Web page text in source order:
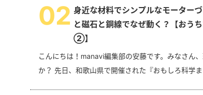
02 身近な材料でシンプルなモーター
と磁石と銅線でなぜ動く？【おう
②】
こんにちは！manavi編集部の安藤です。みなさん
か？ 先日、和歌山県で開催された『おもしろ科学